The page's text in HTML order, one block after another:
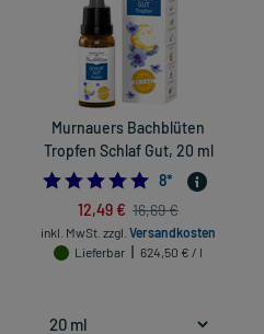
Murnauers Bachblüten
Tropfen Schlaf Gut, 20 ml
4.75
8*
12,49 € 16,69 €
inkl. MwSt. zzgl. Versandkosten
Lieferbar
624,50 € / l